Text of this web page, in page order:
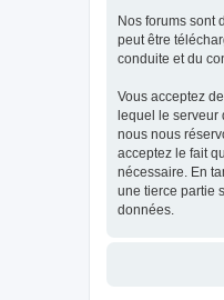
Nos forums sont
peut être
conduite et du
Vous acceptez
lequel le serveur
nous nous
acceptez le fait
nécessaire. En
une tierce partie
données.